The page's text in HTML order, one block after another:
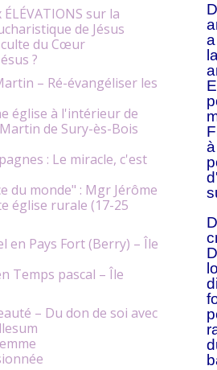
sur la
de Jésus
culte du Cœur
?
– Ré-évangéliser les
église à l'intérieur de
de Sury-ès-Bois
: Le miracle, c'est
du monde" : Mgr Jérôme
église rurale (17-25
Pays Fort (Berry) – Île
Temps pascal – Île
– Du don de soi avec